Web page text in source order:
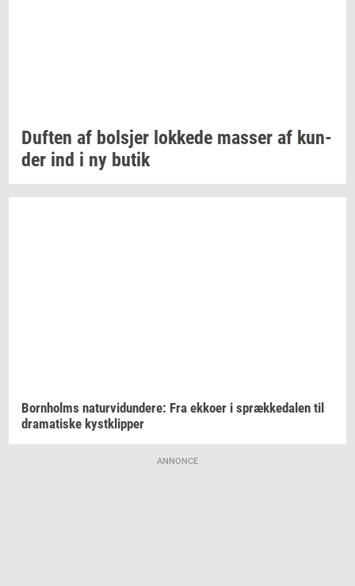
Duf­ten af bol­sjer lok­ke­de mas­ser af kun­
der ind i ny butik
Born­holms na­tur­vi­dun­de­re: Fra ek­ko­er i spræk­ke­da­len til
dra­ma­ti­ske kyst­klip­per
ANNONCE